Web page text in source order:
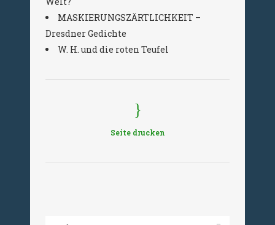
MASKIERUNGSZÄRTLICHKEIT –
Dresdner Gedichte
W. H. und die roten Teufel
Seite drucken